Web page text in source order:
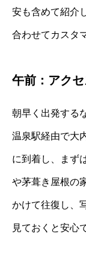
安も含めて紹介
合わせてカスタ
午前：アク
朝早く出発する
温泉駅経由で大
に到着し、まず
や茅葺き屋根の
かけて往復し、
見ておくと安心